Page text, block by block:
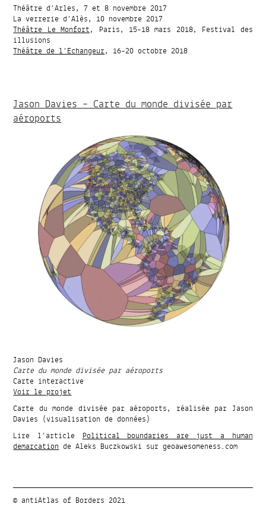
Théâtre d’Arles, 7 et 8 novembre 2017
La verrerie d’Alès, 10 novembre 2017
Théâtre Le Monfort, Paris, 15-18 mars 2018, Festival des
illusions
Théâtre de l’Echangeur, 16-20 octobre 2018
Jason Davies – Carte du monde divisée par
aéroports
Jason Davies
Carte du monde divisée par aéroports
Carte interactive
Voir le projet
Carte du monde divisée par aéroports, réalisée par Jason
Davies (visualisation de données)
Lire l’articlePolitical boundaries are just a human
demarcationde Aleks Buczkowski sur geoawesomeness.com
© antiAtlas of Borders 2021